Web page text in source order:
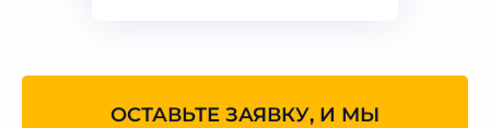
ОСТАВЬТЕ ЗАЯВКУ, И МЫ